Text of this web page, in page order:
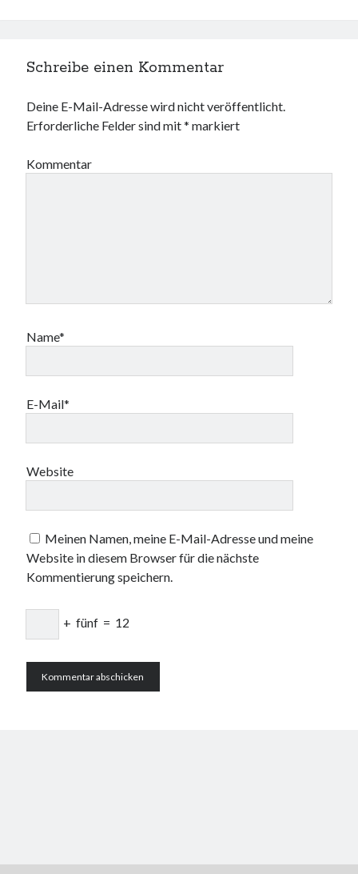
Schreibe einen Kommentar
Deine E-Mail-Adresse wird nicht veröffentlicht.
Erforderliche Felder sind mit* markiert
Kommentar
Name*
E-Mail*
Website
Meinen Namen, meine E-Mail-Adresse und meine
Website in diesem Browser für die nächste
Kommentierung speichern.
+ fünf = 12